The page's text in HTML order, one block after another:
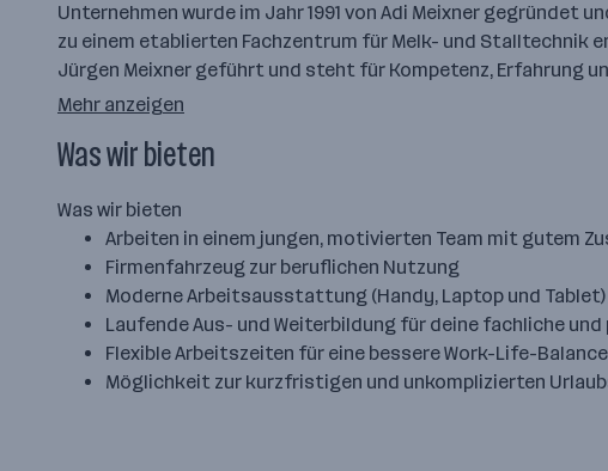
Unternehmen wurde im Jahr 1991 von Adi Meixner gegründet
zu einem etablierten Fachzentrum für Melk- und Stalltechnik
Jürgen Meixner geführt und steht für Kompetenz, Erfahrung
Mehr anzeigen
Was wir bieten
Was wir bieten
Arbeiten in einem jungen, motivierten Team mit gutem
Firmenfahrzeug zur beruflichen Nutzung
Moderne Arbeitsausstattung (Handy, Laptop und Tablet)
Laufende Aus- und Weiterbildung für deine fachliche
Flexible Arbeitszeiten für eine bessere Work-Life-Balance
Möglichkeit zur kurzfristigen und unkomplizierten